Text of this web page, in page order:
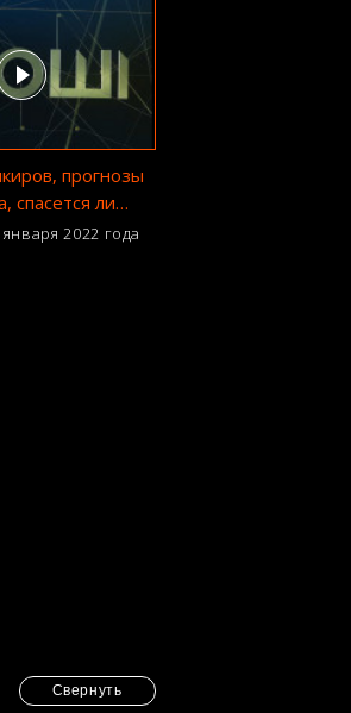
прогнозы
спасется ли
от тюрьмы –
2022 года
Свернуть